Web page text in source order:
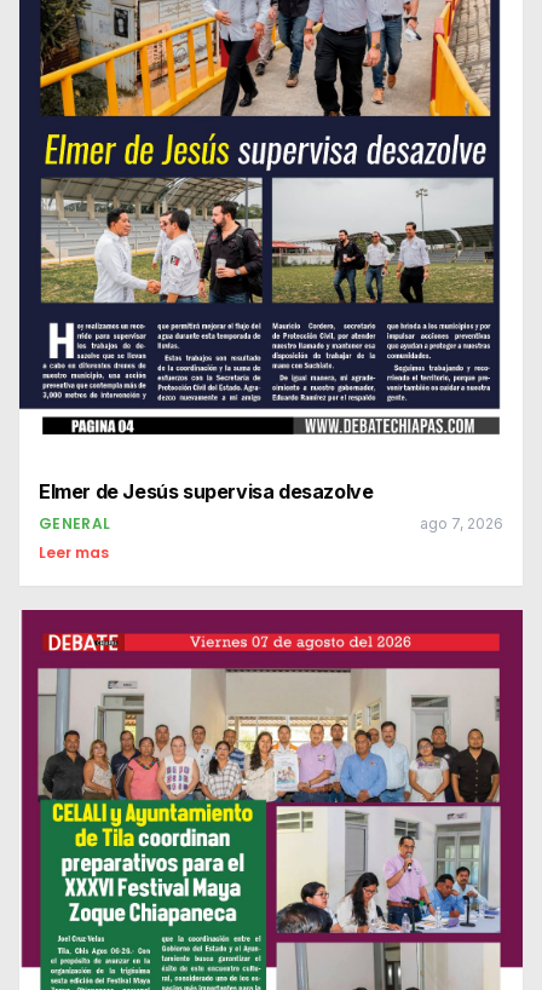
Elmer de Jesús supervisa desazolve
GENERAL ago 7, 2026
Leer mas